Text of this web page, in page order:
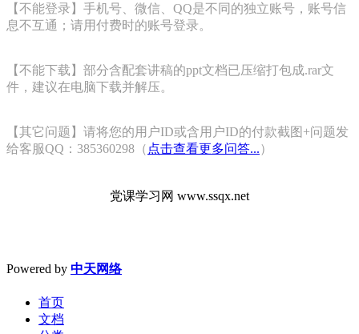
【不能登录】手机号、微信、QQ是不同的独立账号，账号信
息不互通；请用付费时的账号登录。
【不能下载】部分含配套讲稿的ppt文档已压缩打包成.rar文
件，建议在电脑下载并解压。
【其它问题】请将您的用户ID或含用户ID的付款截图+问题发
给客服QQ：385360298（ 点击查看更多问答...）
党课学习网 www.ssqx.net
Powered by 中天网络
首页
文档